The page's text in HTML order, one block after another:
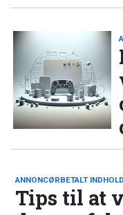
ANNONCØRBETALT INDHOLD
Tips til at